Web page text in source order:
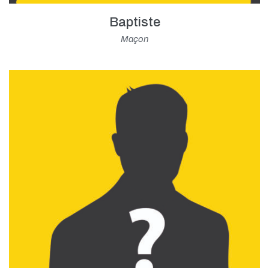
Baptiste
Maçon